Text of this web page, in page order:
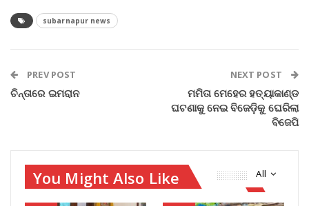
subarnapur news
PREV POST
ଚିନ୍ତାରେ ଇମରାନ
NEXT POST
ମମିତା ମେହେର ହତ୍ୟାକାଣ୍ଡ
ଘଟଣାକୁ ନେଇ ବିଜେଡ଼ିକୁ ଘେରିଲା
ବିଜେପି
All
You Might Also Like